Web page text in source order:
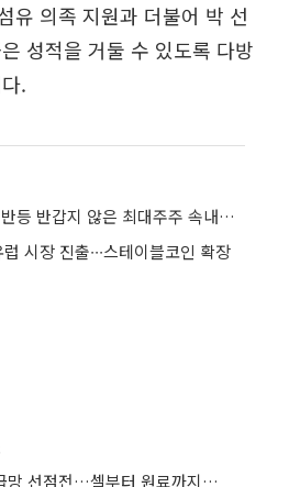
유 의족 지원과 더불어 박 선
성적을 거둘 수 있도록 다방
.
HS효성첨단소재, 주가 반등 반갑지 않은 최대주주 속내…남은 매입 지분 1.56%
시장 진출∙∙∙스테이블코인 확장
K배터리, 북미·유럽 공급망 선점전…셀부터 원료까지 현지화